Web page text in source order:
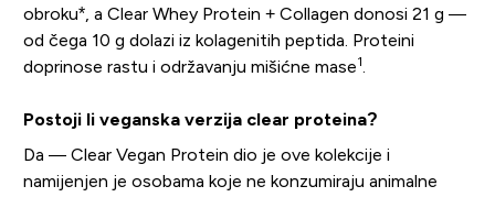
obroku*, a Clear Whey Protein + Collagen donosi 21 g —
od čega 10 g dolazi iz kolagenitih peptida. Proteini
doprinose rastu i održavanju mišićne mase1.
Postoji li veganska verzija clear proteina?
Da — Clear Vegan Protein dio je ove kolekcije i
namijenjen je osobama koje ne konzumiraju animalne